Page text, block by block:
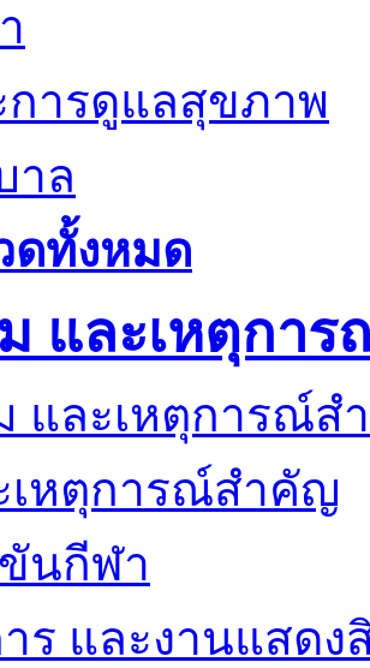
การดูแลสุขภาพ
าล
ดทั้งหมด
และเหตุกา
เหตุการณ์สำคัญ
นกีฬา
ร และงานแสดง